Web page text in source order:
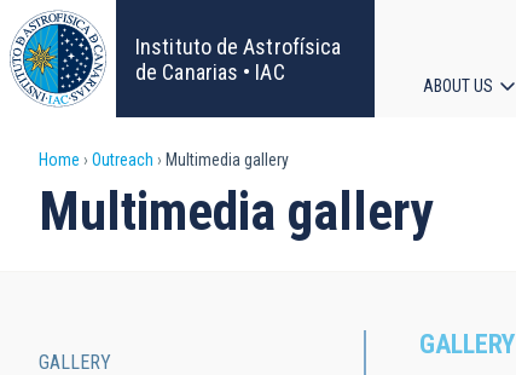
Skip
to
main
content
Instituto de Astrofísica
de Canarias • IAC
ABOUT US
Breadcrumb
Home Outreach Multimedia gallery
Multimedia gallery
GALLERY
GALLERY